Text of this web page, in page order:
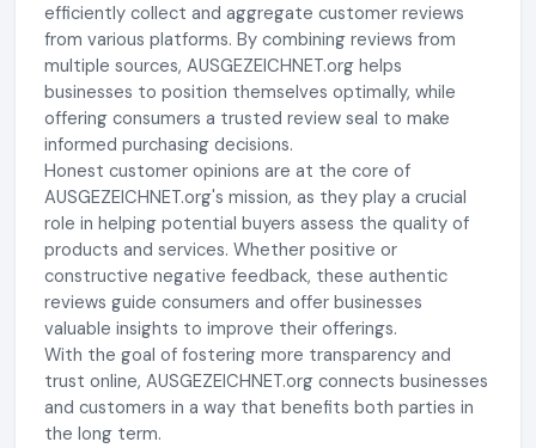
efficiently collect and aggregate customer reviews
from various platforms. By combining reviews from
multiple sources, AUSGEZEICHNET.org helps
businesses to position themselves optimally, while
offering consumers a trusted review seal to make
informed purchasing decisions.
Honest customer opinions are at the core of
AUSGEZEICHNET.org's mission, as they play a crucial
role in helping potential buyers assess the quality of
products and services. Whether positive or
constructive negative feedback, these authentic
reviews guide consumers and offer businesses
valuable insights to improve their offerings.
With the goal of fostering more transparency and
trust online, AUSGEZEICHNET.org connects businesses
and customers in a way that benefits both parties in
the long term.